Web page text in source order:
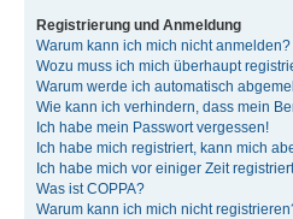
Registrierung und Anmeldung
Warum kann ich mich nicht anmelden?
Wozu muss ich mich überhaupt
Warum werde ich automatisch
Wie kann ich verhindern, dass mein
Ich habe mein Passwort vergessen!
Ich habe mich registriert, kann mich
Ich habe mich vor einiger Zeit
Was ist COPPA?
Warum kann ich mich nicht